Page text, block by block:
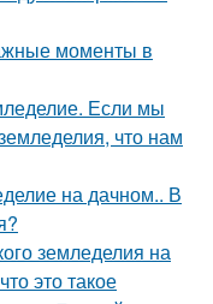
моменты в
Если мы
что нам
на дачном.. В
земледелия на
это такое